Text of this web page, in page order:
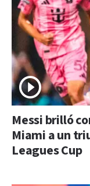
Messi brilló
Miami a un
Leagues Cup